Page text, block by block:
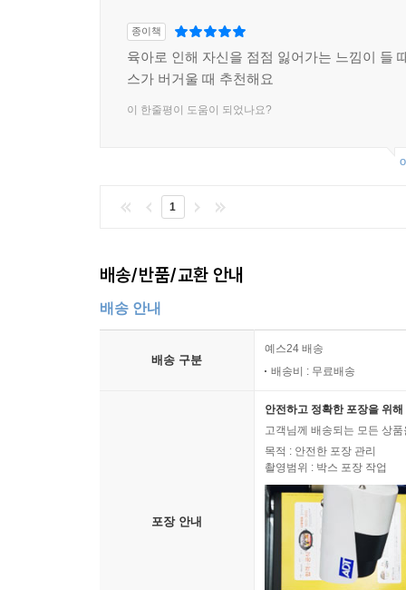
종이책
육아로 인해 자신을 점점 잃어가는 느낌이 들
스가 버거울 때 추천해요
이 한줄평이 도움이 되었나요?
1
배송/반품/교환 안내
배송 안내
배송 구분
예스24 배송
배송비 : 무료배송
포장 안내
안전하고 정확한 포장을 위
고객님께 배송되는 모든 상
목적 : 안전한 포장 관리
촬영범위 : 박스 포장 작업